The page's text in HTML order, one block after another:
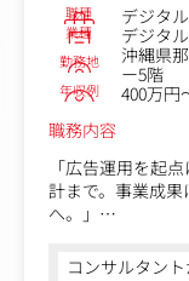
職種 デジタ
業種 デジタ
勤務地
沖縄県
ー5階
年収例
400万円
職務内容
「広告運用を起
計まで。事業成
へ。」
の運用型広告の
コンサルタン